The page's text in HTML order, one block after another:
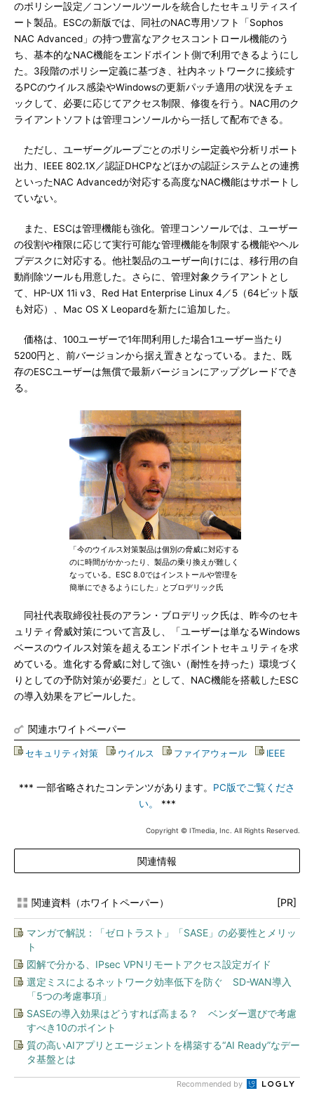
のポリシー設定／コンソールツールを統合したセキュリティスイ
ート製品。ESCの新版では、同社のNAC専用ソフト「Sophos
NAC Advanced」の持つ豊富なアクセスコントロール機能のう
ち、基本的なNAC機能をエンドポイント側で利用できるようにし
た。3段階のポリシー定義に基づき、社内ネットワークに接続す
るPCのウイルス感染やWindowsの更新パッチ適用の状況をチェ
ックして、必要に応じてアクセス制限、修復を行う。NAC用のク
ライアントソフトは管理コンソールから一括して配布できる。
ただし、ユーザーグループごとのポリシー定義や分析リポート
出力、IEEE 802.1X／認証DHCPなどほかの認証システムとの連携
といったNAC Advancedが対応する高度なNAC機能はサポートし
ていない。
また、ESCは管理機能も強化。管理コンソールでは、ユーザー
の役割や権限に応じて実行可能な管理機能を制限する機能やヘル
プデスクに対応する。他社製品のユーザー向けには、移行用の自
動削除ツールも用意した。さらに、管理対象クライアントとし
て、HP-UX 11i v3、Red Hat Enterprise Linux 4／5（64ビット版
も対応）、Mac OS X Leopardを新たに追加した。
価格は、100ユーザーで1年間利用した場合1ユーザー当たり
5200円と、前バージョンから据え置きとなっている。また、既
存のESCユーザーは無償で最新バージョンにアップグレードでき
る。
「今のウイルス対策製品は個別の脅威に対応する
のに時間がかかったり、製品の乗り換えが難しく
なっている。ESC 8.0ではインストールや管理を
簡単にできるようにした」とブロデリック氏
同社代表取締役社長のアラン・ブロデリック氏は、昨今のセキ
ュリティ脅威対策について言及し、「ユーザーは単なるWindows
ベースのウイルス対策を超えるエンドポイントセキュリティを求
めている。進化する脅威に対して強い（耐性を持った）環境づく
りとしての予防対策が必要だ」として、NAC機能を搭載したESC
の導入効果をアピールした。
関連ホワイトペーパー
セキュリティ対策 ウイルス ファイアウォール IEEE
*** 一部省略されたコンテンツがあります。 PC版でご覧くださ
い。
***
Copyright © ITmedia, Inc. All Rights Reserved.
関連情報
関連資料（ホワイトペーパー） [PR]
マンガで解説：「ゼロトラスト」「SASE」の必要性とメリッ
ト
図解で分かる、IPsec VPNリモートアクセス設定ガイド
選定ミスによるネットワーク効率低下を防ぐ SD-WAN導入
「5つの考慮事項」
SASEの導入効果はどうすれば高まる？ ベンダー選びで考慮
すべき10のポイント
質の高いAIアプリとエージェントを構築する“AI Ready”なデー
タ基盤とは
Recommended by